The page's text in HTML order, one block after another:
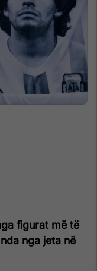
figurat më të
nga jeta në